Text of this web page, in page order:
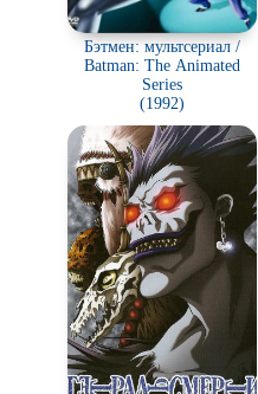
Бэтмен: мультсериал /
Batman: The Animated
Series
(1992)